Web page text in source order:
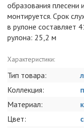
образования плесени
монтируется. Срок
в рулоне составляет
рулона: 25,2 м
Характеристики:
Тип товара:
Коллекция:
Материал:
Цвет: